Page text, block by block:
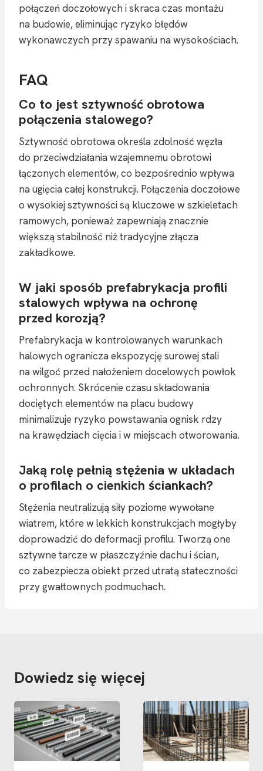
połączeń doczołowych i skraca czas montażu
na budowie, eliminując ryzyko błędów
wykonawczych przy spawaniu na wysokościach.
FAQ
Co to jest sztywność obrotowa
połączenia stalowego?
Sztywność obrotowa określa zdolność węzła
do przeciwdziałania wzajemnemu obrotowi
łączonych elementów, co bezpośrednio wpływa
na ugięcia całej konstrukcji. Połączenia doczołowe
o wysokiej sztywności są kluczowe w szkieletach
ramowych, ponieważ zapewniają znacznie
większą stabilność niż tradycyjne złącza
zakładkowe.
W jaki sposób prefabrykacja profili
stalowych wpływa na ochronę
przed korozją?
Prefabrykacja w kontrolowanych warunkach
halowych ogranicza ekspozycję surowej stali
na wilgoć przed nałożeniem docelowych powłok
ochronnych. Skrócenie czasu składowania
dociętych elementów na placu budowy
minimalizuje ryzyko powstawania ognisk rdzy
na krawędziach cięcia i w miejscach otworowania.
Jaką rolę pełnią stężenia w układach
o profilach o cienkich ściankach?
Stężenia neutralizują siły poziome wywołane
wiatrem, które w lekkich konstrukcjach mogłyby
doprowadzić do deformacji profilu. Tworzą one
sztywne tarcze w płaszczyźnie dachu i ścian,
co zabezpiecza obiekt przed utratą stateczności
przy gwałtownych podmuchach.
Dowiedz się więcej